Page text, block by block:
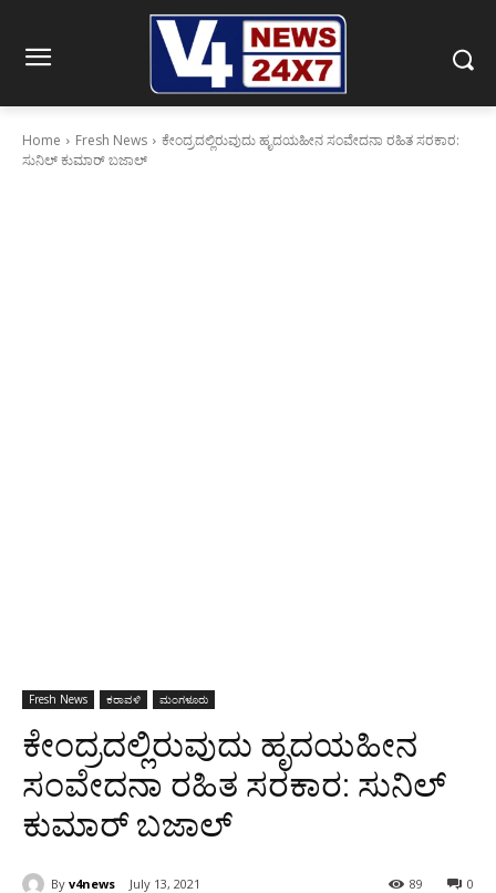
Home Fresh News
ಕೇಂದ್ರದಲ್ಲಿರುವುದು ಹೃದಯಹೀನ ಸಂವೇದನಾ ರಹಿತ ಸರಕಾರ:
ಸುನಿಲ್ ಕುಮಾರ್ ಬಜಾಲ್
Fresh News ಕರಾವಳಿ ಮಂಗಳೂರು
ಕೇಂದ್ರದಲ್ಲಿರುವುದು ಹೃದಯಹೀನ
ಸಂವೇದನಾ ರಹಿತ ಸರಕಾರ: ಸುನಿಲ್
ಕುಮಾರ್ ಬಜಾಲ್
By v4news July 13, 2021 0
89